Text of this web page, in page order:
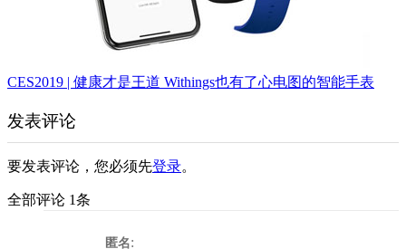
CES2019 | 健康才是王道 Withings也有了心电图的智能手表
发表评论
要发表评论，您必须先登录。
全部评论 1条
匿名: